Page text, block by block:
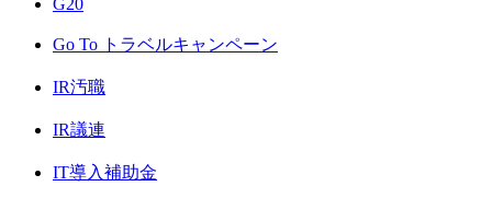
G20
Go To トラベルキャンペーン
IR汚職
IR議連
IT導入補助金